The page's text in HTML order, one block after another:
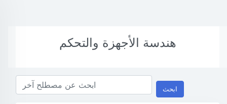
هندسة الأجهزة والتحكم
ابحث